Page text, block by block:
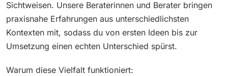
Sichtweisen. Unsere Beraterinnen und Berater bringen
praxisnahe Erfahrungen aus unterschiedlichsten
Kontexten mit, sodass du von ersten Ideen bis zur
Umsetzung einen echten Unterschied spürst.
Warum diese Vielfalt funktioniert: